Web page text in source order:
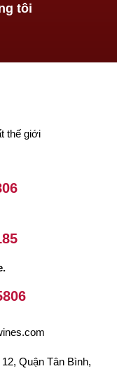
tôi
thế giới
Quận Tân Bình,